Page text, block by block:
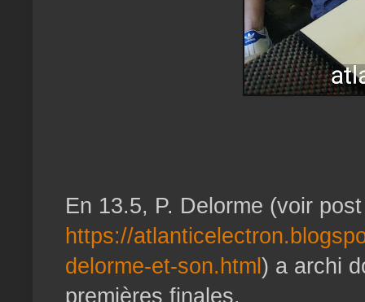
En 13.5, P. Delorme (voir
https://
delorme-et-son.html) a archi
premières finales.